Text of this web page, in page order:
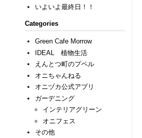
いよいよ最終日！！
Categories
Green Cafe Morrow
IDEAL 植物生活
えんとつ町のプペル
オニちゃんねる
オニヅカ公式アプリ
ガーデニング
インテリアグリーン
オニフェス
その他